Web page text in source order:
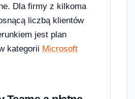
Dla firmy z kilkoma
liczbą klientów
jest plan
kategorii Microsoft